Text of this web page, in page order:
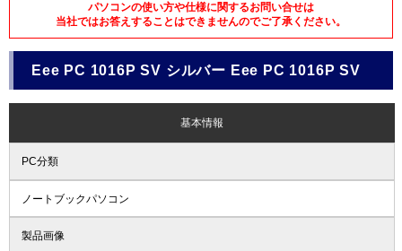
パソコンの使い方や仕様に関するお問い合せは
当社ではお答えすることはできませんのでご了承ください。
Eee PC 1016P SV シルバー Eee PC 1016P SV
基本情報
PC分類
ノートブックパソコン
製品画像